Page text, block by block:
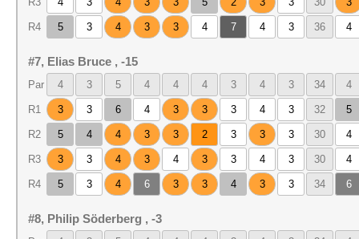
R4 5 3 4 3 3 4 7 4 3 36 4
#7, Elias Bruce , -15
Par 4 3 5 4 4 4 3 4 3 34 4
R1 3 3 6 4 3 3 3 4 3 32 5
R2 5 4 4 3 3 2 3 3 3 30 4
R3 3 3 4 3 4 3 3 4 3 30 4
R4 5 3 4 6 3 3 4 3 3 34 6
#8, Philip Söderberg , -3